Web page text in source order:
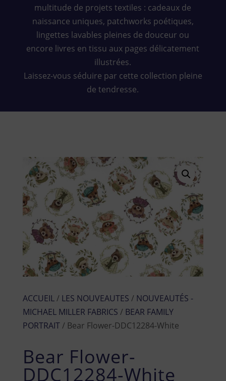
multitude de projets textiles : cadeaux de
naissance uniques, patchworks poétiques,
lingettes lavables pleines de douceur ou
encore livres en tissu aux pages délicatement
illustrées.
Laissez-vous séduire par cette collection pleine
de tendresse.
ACCUEIL/ LES NOUVEAUTES / NOUVEAUTÉS -
MICHAEL MILLER FABRICS / BEAR FAMILY
PORTRAIT/ Bear Flower-DDC12284-White
Bear Flower-
DDC12284-White